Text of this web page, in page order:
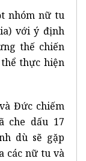
nhóm nữ tu
với ý định
thế chiến
thực hiện
Đức chiếm
che dấu 17
dù sẽ gặp
các nữ tu và